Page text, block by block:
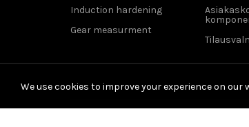
Induction hardening
Gear measurment
We use cookies to improve your experience on